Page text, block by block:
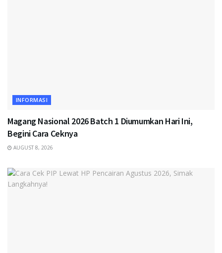
INFORMASI
Magang Nasional 2026 Batch 1 Diumumkan Hari Ini,
Begini Cara Ceknya
AUGUST 8, 2026